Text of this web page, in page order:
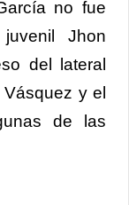
no fue
Jhon
del lateral
y el
de las